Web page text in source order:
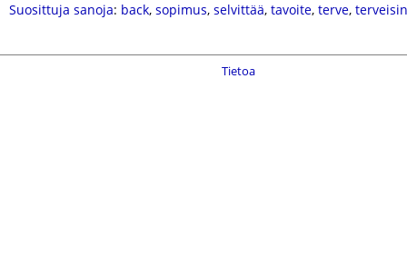
Suosittuja sanoja: back, sopimus, selvittää, tavoite, terve, terveisin
Tietoa